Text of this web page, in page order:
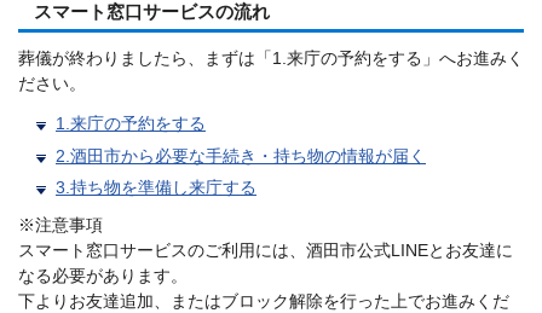
スマート窓口サービスの流れ
葬儀が終わりましたら、まずは「1.来庁の予約をする」へお進みく
ださい。
1.来庁の予約をする
2.酒田市から必要な手続き・持ち物の情報が届く
3.持ち物を準備し来庁する
※注意事項
スマート窓口サービスのご利用には、酒田市公式LINEとお友達に
なる必要があります。
下よりお友達追加、またはブロック解除を行った上でお進みくだ